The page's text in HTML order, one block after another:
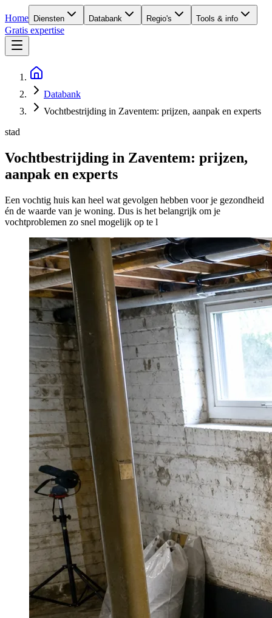
Home Diensten Databank Regio's Tools & info
Gratis expertise
Databank
Vochtbestrijding in Zaventem: prijzen, aanpak en experts
stad
Vochtbestrijding in Zaventem: prijzen,
aanpak en experts
Een vochtig huis kan heel wat gevolgen hebben voor je gezondheid
én de waarde van je woning. Dus is het belangrijk om je
vochtproblemen zo snel mogelijk op te l